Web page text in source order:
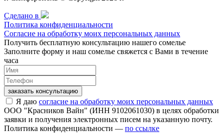
Сделано в
Политика конфиденциальности
Согласие на обработку моих персональных данных
Получить бесплатную консультацию нашего сомелье
Заполните форму и наш сомелье свяжется с Вами в течение
часа
заказать консультацию
Я даю согласие на обработку моих персональных данных
ООО "Красников Вайн" (ИНН 9102061030) в целях обработки
заявки и получения электронных писем на указанную почту.
Политика конфиденциальности — по ссылке